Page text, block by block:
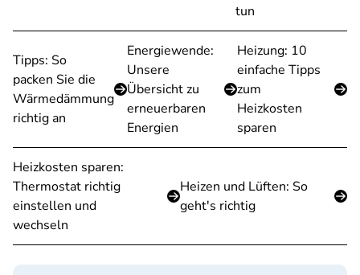
tun
Tipps: So
packen Sie die
Wärmedämmung
richtig an
Energiewende:
Unsere
Übersicht zu
erneuerbaren
Energien
Heizung: 10
einfache Tipps
zum
Heizkosten
sparen
Heizkosten sparen:
Thermostat richtig
einstellen und
wechseln
Heizen und Lüften: So
geht's richtig